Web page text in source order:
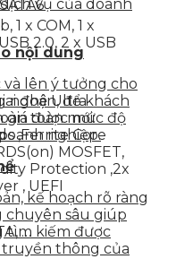
vụ của doanh
nội dung
lên ý tưởng cho
đoạn, để khách
giá được mức độ
nghiệp.
kế hoạch rõ ràng
chuyên sâu giúp
tìm kiếm được
truyền thông của
1 x COM, 1 x
2.0, 2 x USB
nghệ Ultra
toàn mới:
,Ferrite Core
MOSFET,
Protection ,2x
, UEFI
…